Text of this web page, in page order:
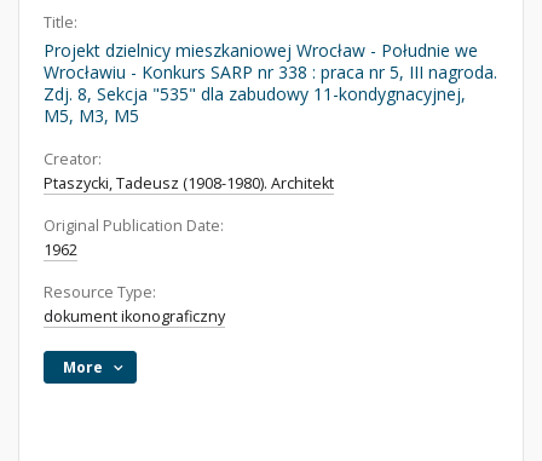
Title:
Projekt dzielnicy mieszkaniowej Wrocław - Południe we
Wrocławiu - Konkurs SARP nr 338 : praca nr 5, III nagroda.
Zdj. 8, Sekcja "535" dla zabudowy 11-kondygnacyjnej,
M5, M3, M5
Creator:
Ptaszycki, Tadeusz (1908-1980). Architekt
Original Publication Date:
1962
Resource Type:
dokument ikonograficzny
More